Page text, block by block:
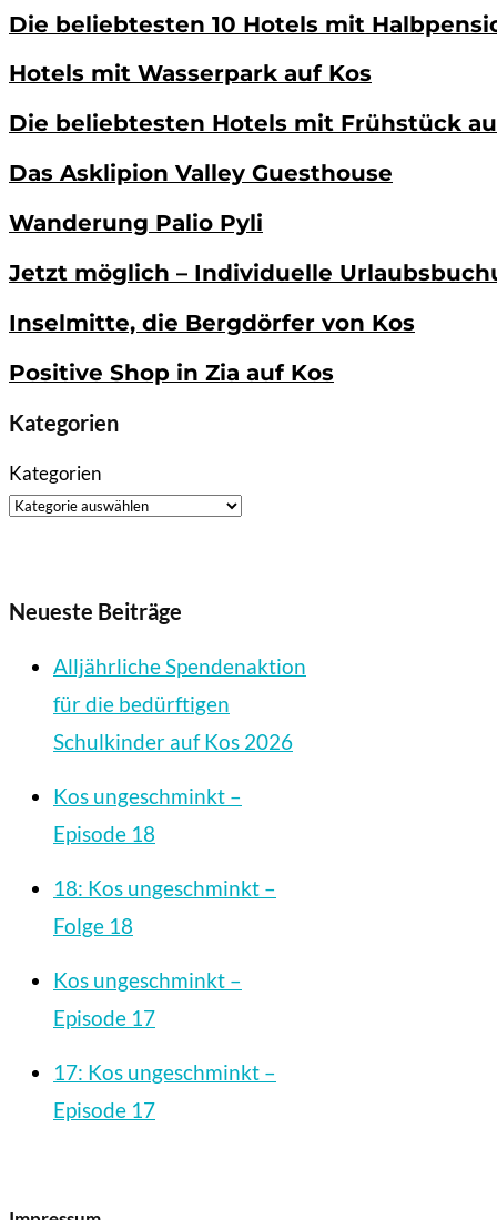
Die beliebtesten 10 Hotels mit
Hotels mit Wasserpark auf Kos
Die beliebtesten Hotels mit Frühstück
Das Asklipion Valley Guesthouse
Wanderung Palio Pyli
Jetzt möglich – Individuelle
Inselmitte, die Bergdörfer von Kos
Positive Shop in Zia auf Kos
Kategorien
Kategorien
Neueste Beiträge
Alljährliche Spendenaktion
für die bedürftigen
Schulkinder auf Kos 2026
Kos ungeschminkt –
Episode 18
18: Kos ungeschminkt –
Folge 18
Kos ungeschminkt –
Episode 17
17: Kos ungeschminkt –
Episode 17